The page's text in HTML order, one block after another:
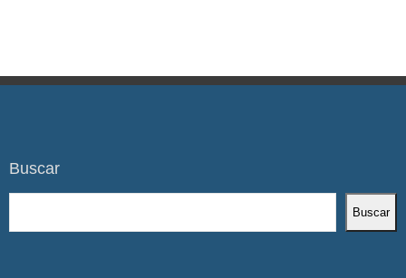
Buscar
Buscar